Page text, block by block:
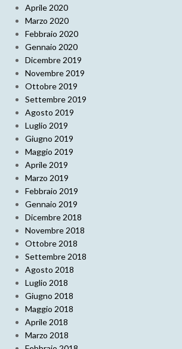
Aprile 2020
Marzo 2020
Febbraio 2020
Gennaio 2020
Dicembre 2019
Novembre 2019
Ottobre 2019
Settembre 2019
Agosto 2019
Luglio 2019
Giugno 2019
Maggio 2019
Aprile 2019
Marzo 2019
Febbraio 2019
Gennaio 2019
Dicembre 2018
Novembre 2018
Ottobre 2018
Settembre 2018
Agosto 2018
Luglio 2018
Giugno 2018
Maggio 2018
Aprile 2018
Marzo 2018